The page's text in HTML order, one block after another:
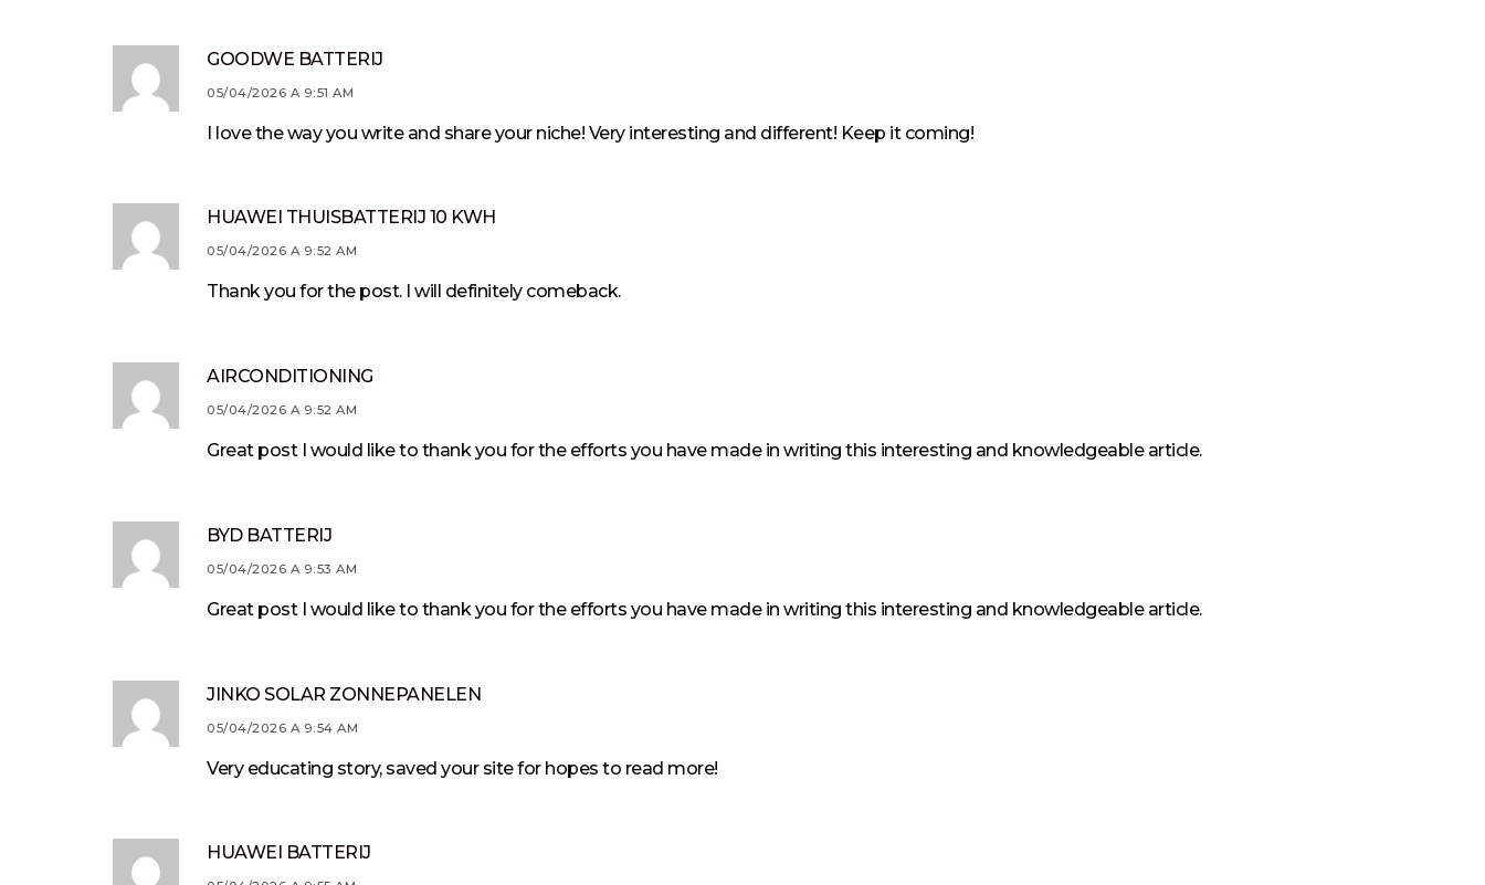
GOODWE BATTERIJ
05/04/2026 A 9:51 AM
I love the way you write and share your niche! Very interesting and different! Keep it coming!
HUAWEI THUISBATTERIJ 10 KWH
05/04/2026 A 9:52 AM
Thank you for the post. I will definitely comeback.
AIRCONDITIONING
05/04/2026 A 9:52 AM
Great post I would like to thank you for the efforts you have made in writing this interesting and knowledgeable article.
BYD BATTERIJ
05/04/2026 A 9:53 AM
Great post I would like to thank you for the efforts you have made in writing this interesting and knowledgeable article.
JINKO SOLAR ZONNEPANELEN
05/04/2026 A 9:54 AM
Very educating story, saved your site for hopes to read more!
HUAWEI BATTERIJ